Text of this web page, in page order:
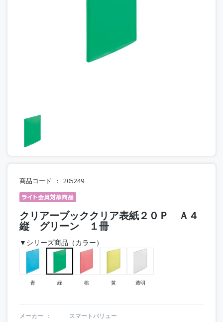
商品コード 205249
クリアーブッククリア表紙２０Ｐ Ａ４
縦 グリーン １冊
▼シリーズ商品（カラー）
青 緑 桃 黄 透明
メーカー
スマートバリュー